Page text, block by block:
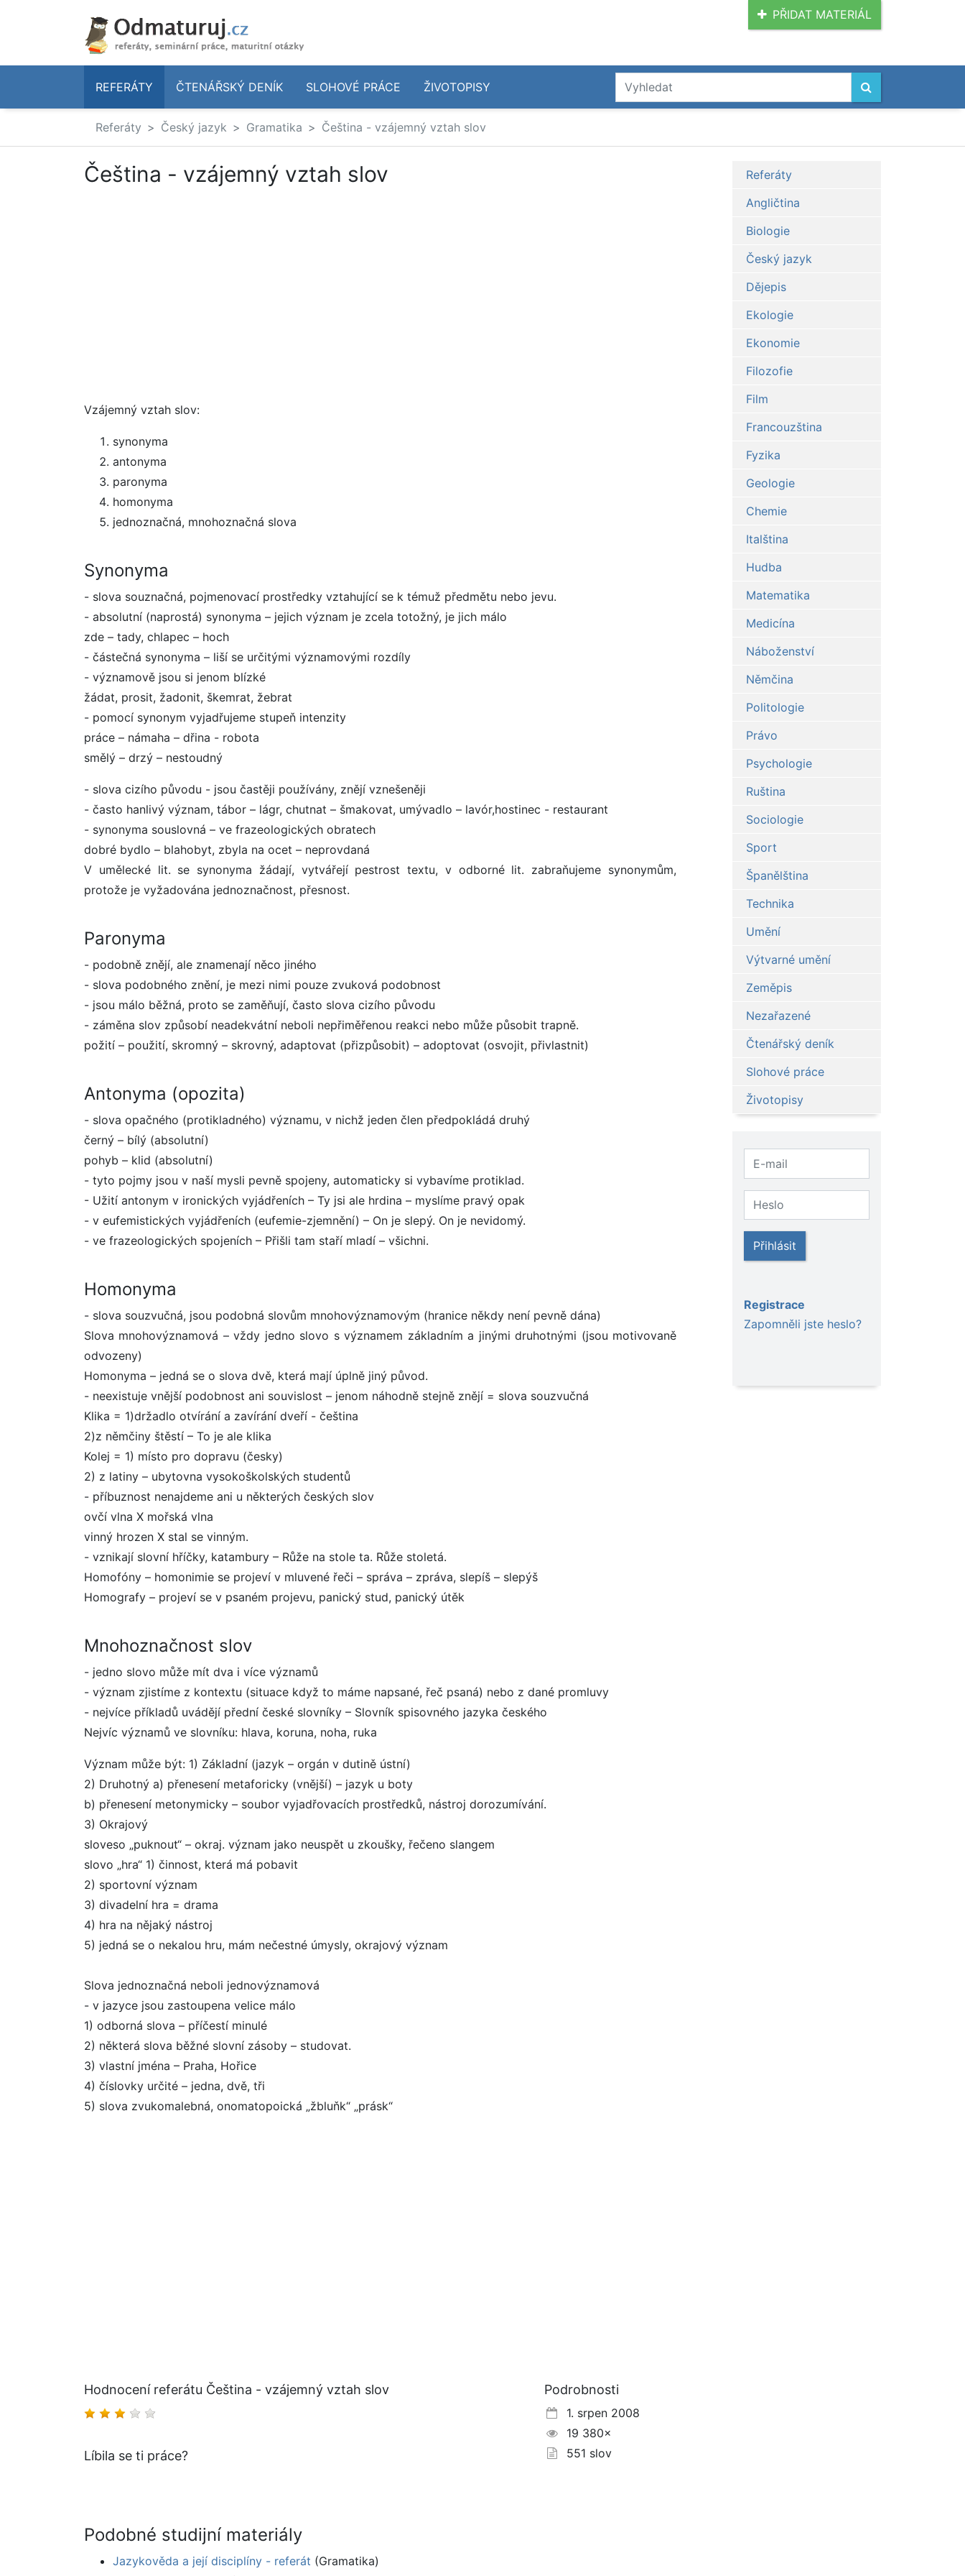
PŘIDAT MATERIÁL
REFERÁTY ČTENÁŘSKÝ DENÍK SLOHOVÉ PRÁCE ŽIVOTOPISY
Referáty Český jazyk Gramatika Čeština - vzájemný vztah slov
Čeština - vzájemný vztah slov
Vzájemný vztah slov:
synonyma
antonyma
paronyma
homonyma
jednoznačná, mnohoznačná slova
Synonyma
- slova souznačná, pojmenovací prostředky vztahující se k témuž předmětu nebo jevu.
- absolutní (naprostá) synonyma – jejich význam je zcela totožný, je jich málo
zde – tady, chlapec – hoch
- částečná synonyma – liší se určitými významovými rozdíly
- významově jsou si jenom blízké
žádat, prosit, žadonit, škemrat, žebrat
- pomocí synonym vyjadřujeme stupeň intenzity
práce – námaha – dřina - robota
smělý – drzý – nestoudný
- slova cizího původu - jsou častěji používány, znějí vznešeněji
- často hanlivý význam, tábor – lágr, chutnat – šmakovat, umývadlo – lavór,hostinec - restaurant
- synonyma souslovná – ve frazeologických obratech
dobré bydlo – blahobyt, zbyla na ocet – neprovdaná
V umělecké lit. se synonyma žádají, vytvářejí pestrost textu, v odborné lit. zabraňujeme synonymům,
protože je vyžadována jednoznačnost, přesnost.
Paronyma
- podobně znějí, ale znamenají něco jiného
- slova podobného znění, je mezi nimi pouze zvuková podobnost
- jsou málo běžná, proto se zaměňují, často slova cizího původu
- záměna slov způsobí neadekvátní neboli nepřiměřenou reakci nebo může působit trapně.
požití – použití, skromný – skrovný, adaptovat (přizpůsobit) – adoptovat (osvojit, přivlastnit)
Antonyma (opozita)
- slova opačného (protikladného) významu, v nichž jeden člen předpokládá druhý
černý – bílý (absolutní)
pohyb – klid (absolutní)
- tyto pojmy jsou v naší mysli pevně spojeny, automaticky si vybavíme protiklad.
- Užití antonym v ironických vyjádřeních – Ty jsi ale hrdina – myslíme pravý opak
- v eufemistických vyjádřeních (eufemie-zjemnění) – On je slepý. On je nevidomý.
- ve frazeologických spojeních – Přišli tam staří mladí – všichni.
Homonyma
- slova souzvučná, jsou podobná slovům mnohovýznamovým (hranice někdy není pevně dána)
Slova mnohovýznamová – vždy jedno slovo s významem základním a jinými druhotnými (jsou motivovaně
odvozeny)
Homonyma – jedná se o slova dvě, která mají úplně jiný původ.
- neexistuje vnější podobnost ani souvislost – jenom náhodně stejně znějí = slova souzvučná
Klika = 1)držadlo otvírání a zavírání dveří - čeština
2)z němčiny štěstí – To je ale klika
Kolej = 1) místo pro dopravu (česky)
2) z latiny – ubytovna vysokoškolských studentů
- příbuznost nenajdeme ani u některých českých slov
ovčí vlna X mořská vlna
vinný hrozen X stal se vinným.
- vznikají slovní hříčky, katambury – Růže na stole ta. Růže stoletá.
Homofóny – homonimie se projeví v mluvené řeči – správa – zpráva, slepíš – slepýš
Homografy – projeví se v psaném projevu, panický stud, panický útěk
Mnohoznačnost slov
- jedno slovo může mít dva i více významů
- význam zjistíme z kontextu (situace když to máme napsané, řeč psaná) nebo z dané promluvy
- nejvíce příkladů uvádějí přední české slovníky – Slovník spisovného jazyka českého
Nejvíc významů ve slovníku: hlava, koruna, noha, ruka
Význam může být: 1) Základní (jazyk – orgán v dutině ústní)
2) Druhotný a) přenesení metaforicky (vnější) – jazyk u boty
b) přenesení metonymicky – soubor vyjadřovacích prostředků, nástroj dorozumívání.
3) Okrajový
sloveso „puknout“ – okraj. význam jako neuspět u zkoušky, řečeno slangem
slovo „hra“ 1) činnost, která má pobavit
2) sportovní význam
3) divadelní hra = drama
4) hra na nějaký nástroj
5) jedná se o nekalou hru, mám nečestné úmysly, okrajový význam
Slova jednoznačná neboli jednovýznamová
- v jazyce jsou zastoupena velice málo
1) odborná slova – příčestí minulé
2) některá slova běžné slovní zásoby – studovat.
3) vlastní jména – Praha, Hořice
4) číslovky určité – jedna, dvě, tři
5) slova zvukomalebná, onomatopoická „žbluňk“ „prásk“
Hodnocení referátu Čeština - vzájemný vztah slov
Líbila se ti práce?
Podrobnosti
1. srpen 2008
19 380×
551 slov
Podobné studijní materiály
Jazykověda a její disciplíny - referát (Gramatika)
Referáty
Angličtina
Biologie
Český jazyk
Dějepis
Ekologie
Ekonomie
Filozofie
Film
Francouzština
Fyzika
Geologie
Chemie
Italština
Hudba
Matematika
Medicína
Náboženství
Němčina
Politologie
Právo
Psychologie
Ruština
Sociologie
Sport
Španělština
Technika
Umění
Výtvarné umění
Zeměpis
Nezařazené
Čtenářský deník
Slohové práce
Životopisy
Přihlásit
Registrace
Zapomněli jste heslo?